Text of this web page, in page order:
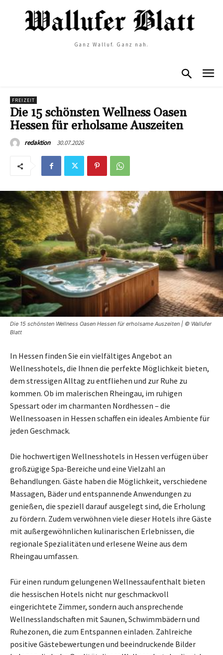
Ganz Walluf. Ganz nah.
FREIZEIT
Die 15 schönsten Wellness Oasen
Hessen für erholsame Auszeiten
redaktion 30.07.2026
Die 15 schönsten Wellness Oasen Hessen für erholsame Auszeiten | © Wallufer
Blatt
In Hessen finden Sie ein vielfältiges Angebot an
Wellnesshotels, die Ihnen die perfekte Möglichkeit bieten,
dem stressigen Alltag zu entfliehen und zur Ruhe zu
kommen. Ob im malerischen Rheingau, im ruhigen
Spessart oder im charmanten Nordhessen – die
Wellnessoasen in Hessen schaffen ein ideales Ambiente für
jeden Geschmack.
Die hochwertigen Wellnesshotels in Hessen verfügen über
großzügige Spa-Bereiche und eine Vielzahl an
Behandlungen. Gäste haben die Möglichkeit, verschiedene
Massagen, Bäder und entspannende Anwendungen zu
genießen, die speziell darauf ausgelegt sind, die Erholung
zu fördern. Zudem verwöhnen viele dieser Hotels ihre Gäste
mit außergewöhnlichen kulinarischen Erlebnissen, die
regionale Spezialitäten und erlesene Weine aus dem
Rheingau umfassen.
Für einen rundum gelungenen Wellnessaufenthalt bieten
die hessischen Hotels nicht nur geschmackvoll
eingerichtete Zimmer, sondern auch ansprechende
Wellnesslandschaften mit Saunen, Schwimmbädern und
Ruhezonen, die zum Entspannen einladen. Zahlreiche
positive Gästebewertungen und beeindruckende Bilder